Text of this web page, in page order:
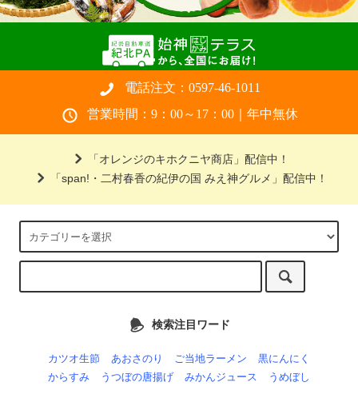
電話注文： 0597-46-1011
営業時間：9：00～17：00｜年中無休
「オレンジのキホクニヤ商店」配信中！
「span!・二村春香の紀伊の国 みえ神グルメ」配信中！
検索注目ワード
カツオ生節 あおさのり ご当地ラーメン
黒にんにく
からすみ
うつぼの唐揚げ みかんジュース うめぼし